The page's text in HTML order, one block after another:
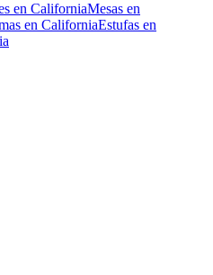
en CaliforniaMesas en
en CaliforniaEstufas en